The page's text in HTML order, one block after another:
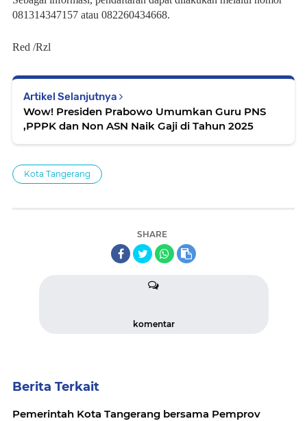
081314347157 atau 082260434668.
Red /Rzl
Artikel Selanjutnya
Wow! Presiden Prabowo Umumkan Guru PNS
,PPPK dan Non ASN Naik Gaji di Tahun 2025
Kota Tangerang
SHARE
komentar
Berita Terkait
Pemerintah Kota Tangerang bersama Pemprov